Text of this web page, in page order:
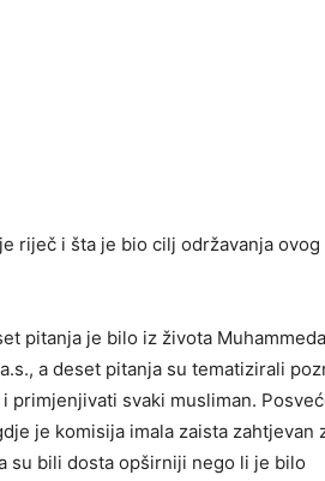
riječ i šta je bio cilj održavanja ovog
pitanja je bilo iz života
a deset pitanja su tematizirali
primjenjivati svaki musliman.
je komisija imala zaista zahtjevan
su bili dosta opširniji nego li je bilo